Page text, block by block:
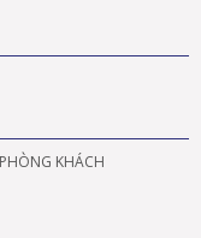
KHÁCH